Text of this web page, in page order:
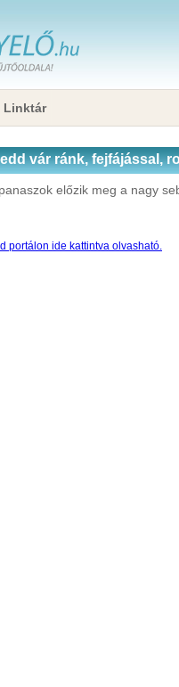
Linktár
vár ránk, fejfájással,
előzik meg a nagy
portálon ide kattintva olvasható.